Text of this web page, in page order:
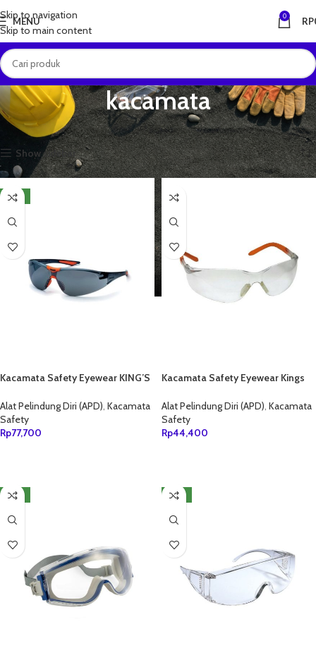
Skip to navigation
Skip to main content
MENU 0 RP
kacamata
Beranda Produk dengan tag “kacamata” Menampilkan semua 6 hasil
Show sidebar
NEW
Kacamata Safety Eyewear KING’S
Alat Pelindung Diri (APD) Kacamata
Safety
Rp77,700
Kacamata Safety Eyewear Kings
Alat Pelindung Diri (APD) Kacamata
Safety
Rp44,400
NEW NEW